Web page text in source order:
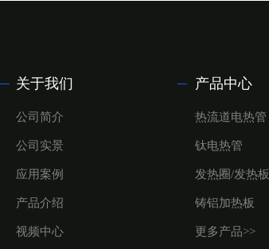
关于我们
公司简介
公司实景
应用案例
产品介绍
视频中心
产品中心
热流道电热管
钛电热管
发热圈/发热板
铸铝加热板
更多产品>>